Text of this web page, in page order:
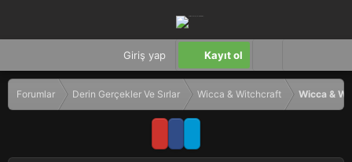
Giriş yap Kayıt ol
Forumlar Derin Gerçekler Ve Sırlar Wicca & Witchcraft Wicca &